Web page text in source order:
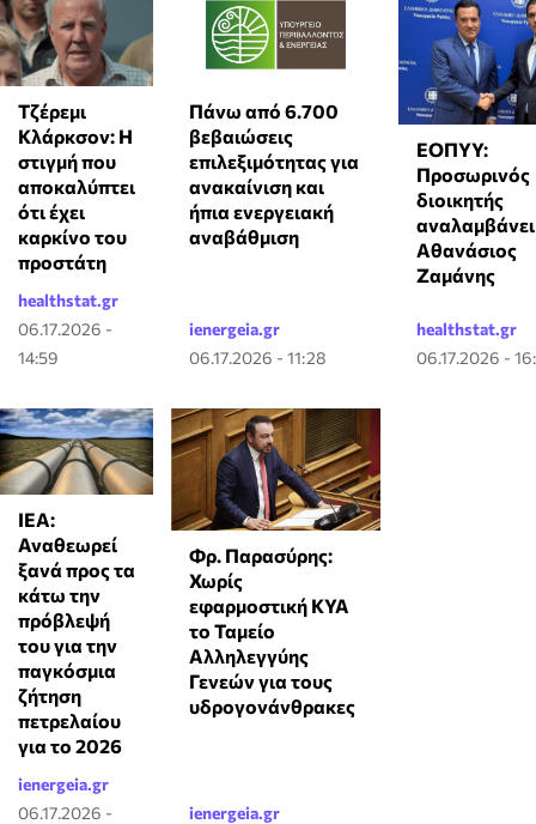
Τζέρεμι
Κλάρκσον: Η
στιγμή που
αποκαλύπτει
ότι έχει
καρκίνο του
προστάτη
healthstat.gr
06.17.2026 -
14:59
Πάνω από 6.700
βεβαιώσεις
επιλεξιμότητας για
ανακαίνιση και
ήπια ενεργειακή
αναβάθμιση
ienergeia.gr
06.17.2026 - 11:28
ΕΟΠΥΥ:
Προσωρινός
διοικητής
Αθανάσιος
Ζαμάνης
healthstat.gr
06.17.2026 -
ΙΕΑ:
Αναθεωρεί
ξανά προς τα
κάτω την
πρόβλεψή
του για την
παγκόσμια
ζήτηση
πετρελαίου
για το 2026
ienergeia.gr
06.17.2026 -
Φρ. Παρασύρης:
Χωρίς
εφαρμοστική ΚΥΑ
το Ταμείο
Αλληλεγγύης
Γενεών για τους
υδρογονάνθρακες
ienergeia.gr